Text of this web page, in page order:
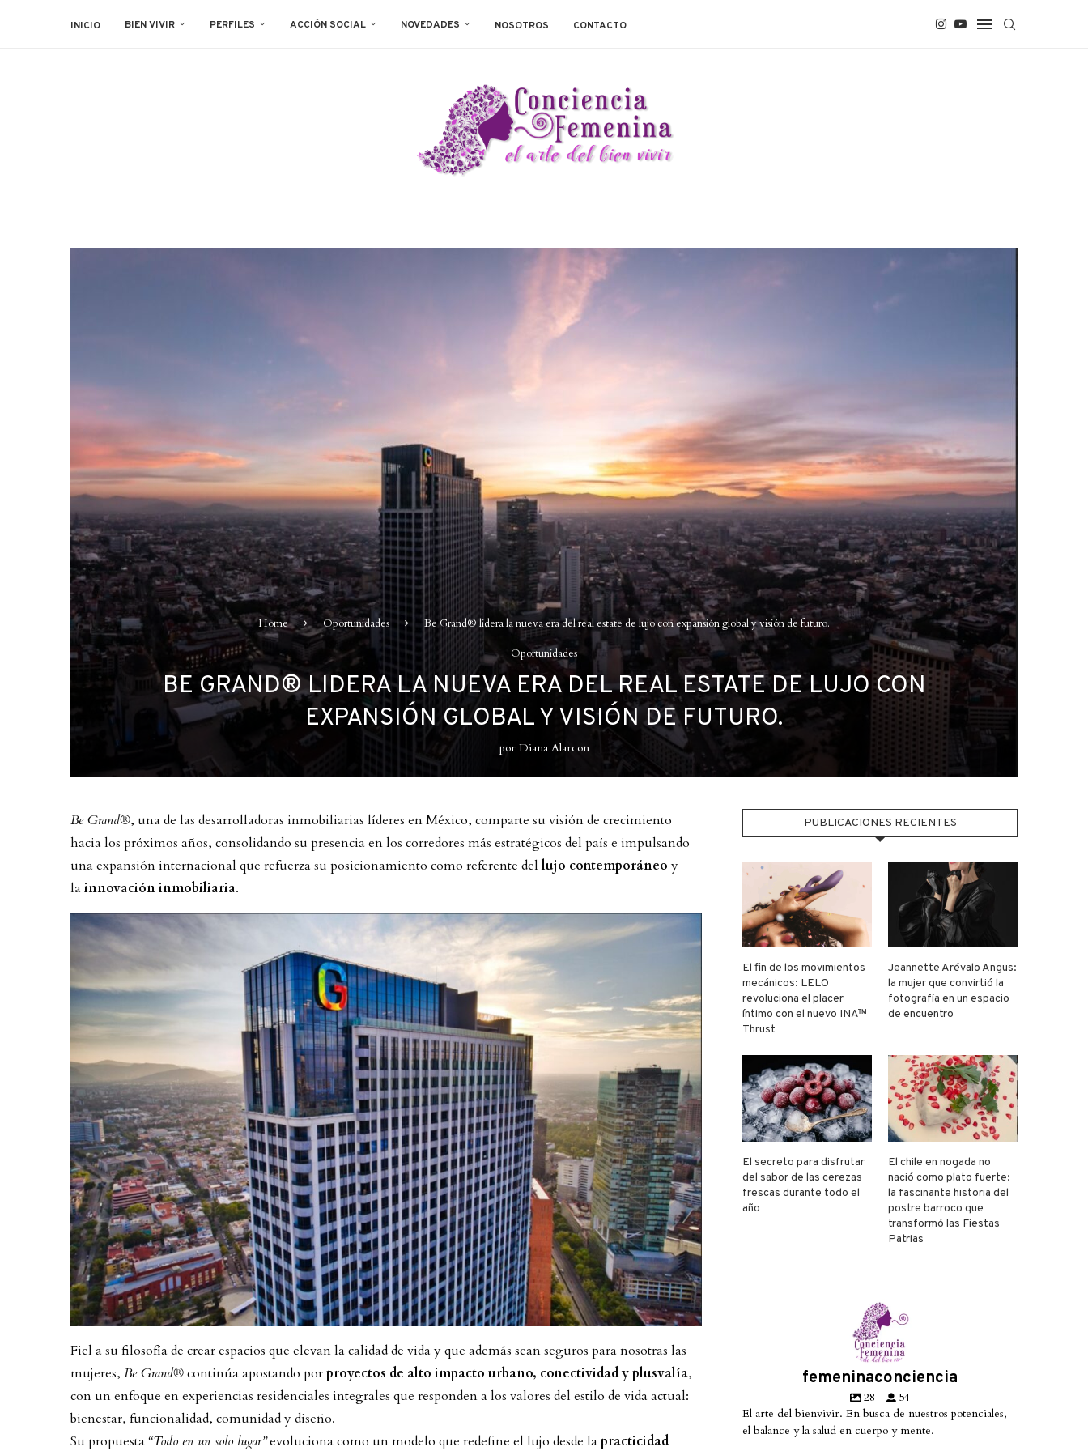
INICIO BIEN VIVIR PERFILES ACCIÓN SOCIAL NOVEDADES NOSOTROS CONTACTO
Home Oportunidades Be Grand® lidera la nueva era del real estate de lujo con expansión global y visión de futuro.
Oportunidades
BE GRAND® LIDERA LA NUEVA ERA DEL REAL ESTATE DE LUJO CON
EXPANSIÓN GLOBAL Y VISIÓN DE FUTURO.
por Diana Alarcon
Be Grand®, una de las desarrolladoras inmobiliarias líderes en México, comparte su visión de crecimiento
hacia los próximos años, consolidando su presencia en los corredores más estratégicos del país e impulsando
una expansión internacional que refuerza su posicionamiento como referente dellujo contemporáneo y
la innovación inmobiliaria.
Fiel a su filosofía de crear espacios que elevan la calidad de vida y que además sean seguros para nosotras las
mujeres, Be Grand®continúa apostando porproyectos de alto impacto urbano, conectividad y plusvalía,
con un enfoque en experiencias residenciales integrales que responden a los valores del estilo de vida actual:
bienestar, funcionalidad, comunidad y diseño.
Su propuesta “Todo en un solo lugar”evoluciona como un modelo que redefine el lujo desde la practicidad
PUBLICACIONES RECIENTES
El fin de los movimientos
mecánicos: LELO
revoluciona el placer
íntimo con el nuevo INA™
Thrust
Jeannette Arévalo Angus:
la mujer que convirtió la
fotografía en un espacio
de encuentro
El secreto para disfrutar
del sabor de las cerezas
frescas durante todo el
año
El chile en nogada no
nació como plato fuerte:
la fascinante historia del
postre barroco que
transformó las Fiestas
Patrias
femeninaconciencia
28
54
El arte del bienvivir. En busca de nuestros potenciales,
el balance y la salud en cuerpo y mente.